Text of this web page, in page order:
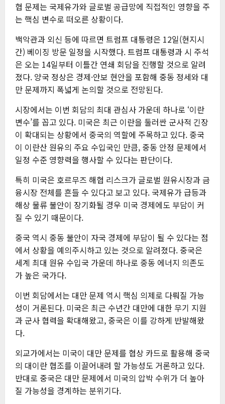
협 문제는 국제유가와 글로벌 공급망에 직접적인 영향을 주
는 핵심 변수로 떠오른 상황이다.
백악관과 외신 등에 따르면 트럼프 대통령은 12일(현지시
간) 베이징 방문 일정을 시작했다. 트럼프 대통령과 시 주석
은 오는 14일부터 이틀간 연쇄 회담을 진행할 것으로 알려
졌다. 양국 정상은 경제·안보 현안을 포함해 중동 정세와 대
만 문제까지 폭넓게 논의할 것으로 전망된다.
시장에서는 이번 회담의 최대 관심사 가운데 하나로 ‘이란
변수’를 꼽고 있다. 미국은 최근 이란을 둘러싼 군사적 긴장
이 확대되는 상황에서 중국의 역할에 주목하고 있다. 중국
이 이란산 원유의 주요 수입국인 만큼, 중동 안정 문제에서
일정 수준 영향력을 행사할 수 있다는 판단이다.
특히 미국은 호르무즈 해협 리스크가 글로벌 원유시장과 금
융시장 전체를 흔들 수 있다고 보고 있다. 국제유가 급등과
해상 물류 불안이 장기화될 경우 미국 경제에도 부담이 커
질 수 있기 때문이다.
중국 역시 중동 불안이 자국 경제에 부담이 될 수 있다는 점
에서 상황을 예의주시하고 있는 것으로 알려졌다. 중국은
세계 최대 원유 수입국 가운데 하나로 중동 에너지 의존도
가 높은 국가다.
이번 회담에서는 대만 문제 역시 핵심 의제로 다뤄질 가능
성이 거론된다. 미국은 최근 수년간 대만에 대한 무기 지원
과 군사 협력을 확대해왔고, 중국은 이를 강하게 반발해왔
다.
외교가에서는 미국이 대만 문제를 협상 카드로 활용해 중국
의 대이란 협조를 이끌어내려 할 가능성도 거론하고 있다.
반대로 중국은 대만 문제에서 미국의 압박 수위가 더 높아
질 가능성을 경계하는 분위기다.